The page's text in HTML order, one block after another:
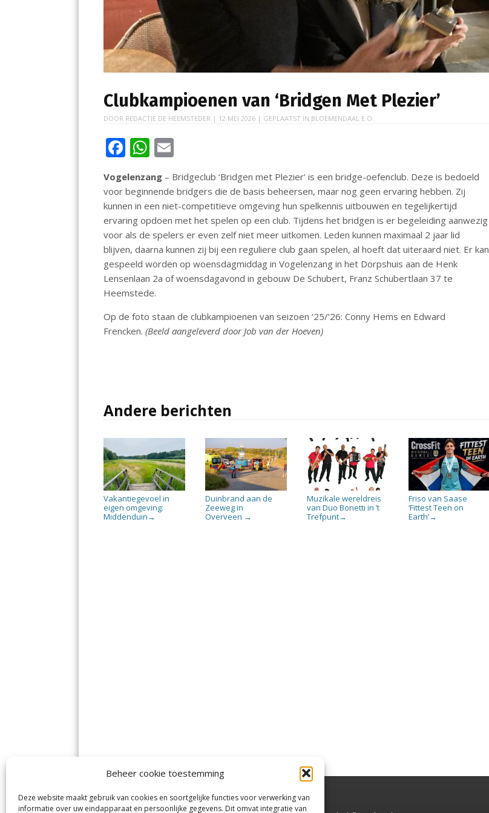
Beheer cookie toestemming
Deze website maakt gebruik van cookies en soortgelijke functies voor verwerking van
informatie over uw eindapparaat en persoonlijke gegevens. Dit omvat integratie van
Clubkampioenen van ‘Bridgen Met Plezier’
DOOR REDACTIE DE HEEMSTEDER | 12 MEI 2026 | GEPLAATST IN BLOEMENDAAL E.O.
F
e
b
o
o
k
W
at
s
A
p
p
ai
l
Vogelenzang – Bridgeclub ‘Bridgen met Plezier’ is een bridge-oefenclub. Deze is bedoeld
voor beginnende bridgers die de basis beheersen, maar nog geen ervaring hebben. Zij
kunnen in een niet-competitieve omgeving hun spelkennis uitbouwen en tegelijkertijd
ervaring opdoen met het spelen op een club. Tijdens het bridgen is er begeleiding aanwezig
voor als de spelers er even zelf niet meer uitkomen. Leden kunnen maximaal 2 jaar lid
blijven, daarna kunnen zij bij een reguliere club gaan spelen, al hoeft dat uiteraard niet. Er kan
gespeeld worden op woensdagmiddag in Vogelenzang in het Dorpshuis aan de Henk
Lensenlaan 2a of woensdagavond in gebouw De Schubert, Franz Schubertlaan 37 te
Heemstede.
Op de foto staan de clubkampioenen van seizoen ’25/’26: Conny Hems en Edward
Frencken.(Beeld aangeleverd door Job van der Hoeven)
Andere berichten
Vakantiegevoel in
eigen omgeving:
Middenduin →
Duinbrand aan de
Zeeweg in
Overveen →
Muzikale wereldreis
van Duo Bonetti in ’t
Trefpunt→
Friso van Saase
‘Fittest Teen on
Earth’→